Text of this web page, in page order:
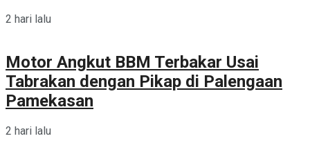
2 hari lalu
Motor Angkut BBM Terbakar Usai
Tabrakan dengan Pikap di Palengaan
Pamekasan
2 hari lalu